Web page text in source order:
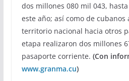
dos millones 080 mil 043,
este año; así como de cubanos
territorio nacional hacia otros
etapa realizaron dos millones
pasaporte corriente. (Con
www.granma.cu)